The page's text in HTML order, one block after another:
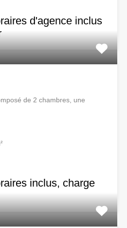
d'agence inclus
de 2 chambres, une
inclus, charge